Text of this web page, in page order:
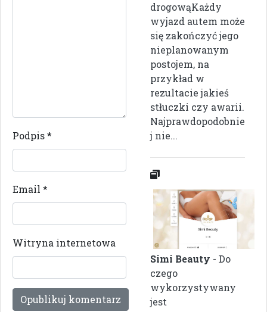
Podpis*
Email *
Witryna internetowa
drogowąKażdy
wyjazd autem może
się zakończyć jego
nieplanowanym
postojem, na
przykład w
rezultacie jakieś
stłuczki czy awarii.
Najprawdopodobnie
j nie...
Simi Beauty - Do
czego
wykorzystywany
jest